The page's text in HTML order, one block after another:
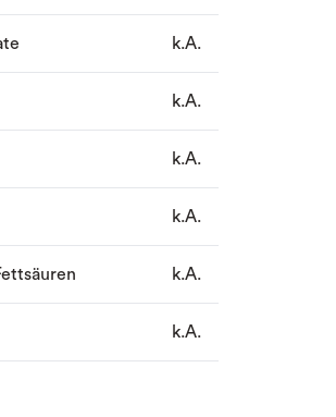
k.A.
k.A.
k.A.
k.A.
k.A.
k.A.